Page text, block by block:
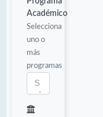
Académico
Selecciona
uno o
más
programas